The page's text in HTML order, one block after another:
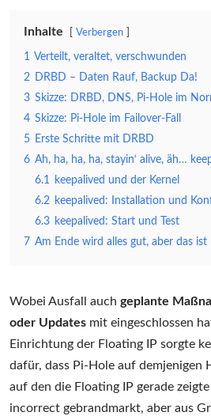
Inhalte Verbergen
1 Verteilt, veraltet, verschwunden
2 DRBD – Daten Rauf, Backup Da!
3 Skizze: DRBD, DNS, Pi-Hole im
4 Skizze: Pi-Hole im Failover-Fall
5 Erste Schritte mit DRBD
6 Ah, ha, ha, ha, stayin‘ alive, äh…
6.1 keepalived und der Kernel
6.2 keepalived: Installation und
6.3 keepalived: Start und Test
7 Am Ende wird alles gut, aber das
Wobei Ausfall auch geplante
oder Updates mit eingeschlossen
Einrichtung der Floating IP sorgte
dafür, dass Pi-Hole auf demjenigen
auf den die Floating IP gerade
incorrect gebrandmarkt, aber aus